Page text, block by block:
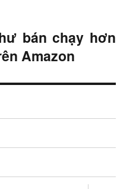
bán chạy hơn
Amazon